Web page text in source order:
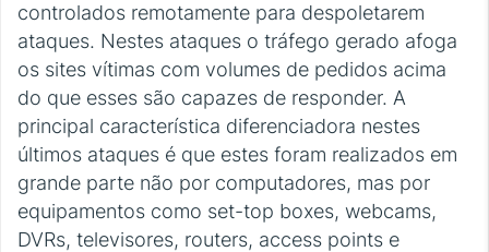
controlados remotamente para despoletarem
ataques. Nestes ataques o tráfego gerado afoga
os sites vítimas com volumes de pedidos acima
do que esses são capazes de responder. A
principal característica diferenciadora nestes
últimos ataques é que estes foram realizados em
grande parte não por computadores, mas por
equipamentos como set-top boxes, webcams,
DVRs, televisores, routers, access points e